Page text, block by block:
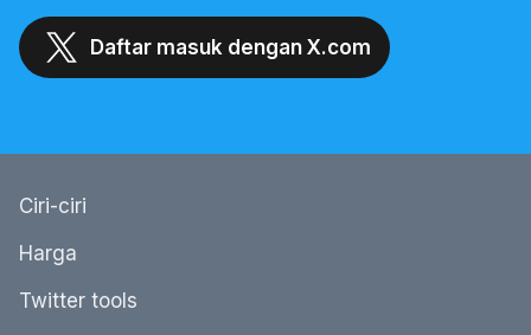
Daftar masuk dengan X.com
Ciri-ciri
Harga
Twitter tools